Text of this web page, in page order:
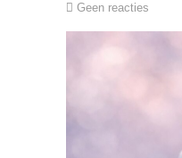
Geen reacties